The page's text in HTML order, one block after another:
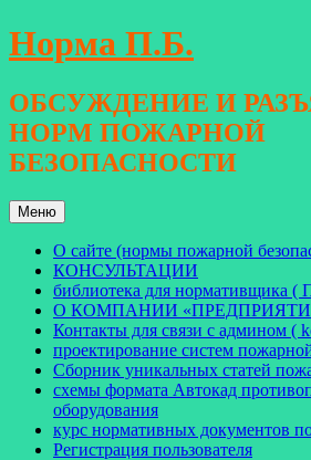
Перейти
к
Норма П.Б.
ОБСУЖДЕНИЕ И
НОРМ ПОЖАРНОЙ
БЕЗОПАСНОСТИ
Меню
О сайте (нормы пожарной
КОНСУЛЬТАЦИИ
библиотека для нормативщика (
О КОМПАНИИ
Контакты для связи с админом (
проектирование систем
Сборник уникальных статей
схемы формата Автокад
оборудования
курс нормативных документов
Регистрация пользователя